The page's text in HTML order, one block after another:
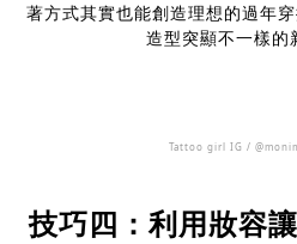
著方式其實也能創造理想的過年
造型突顯不一樣的
Tattoo girl IG /
技巧四：利用妝容